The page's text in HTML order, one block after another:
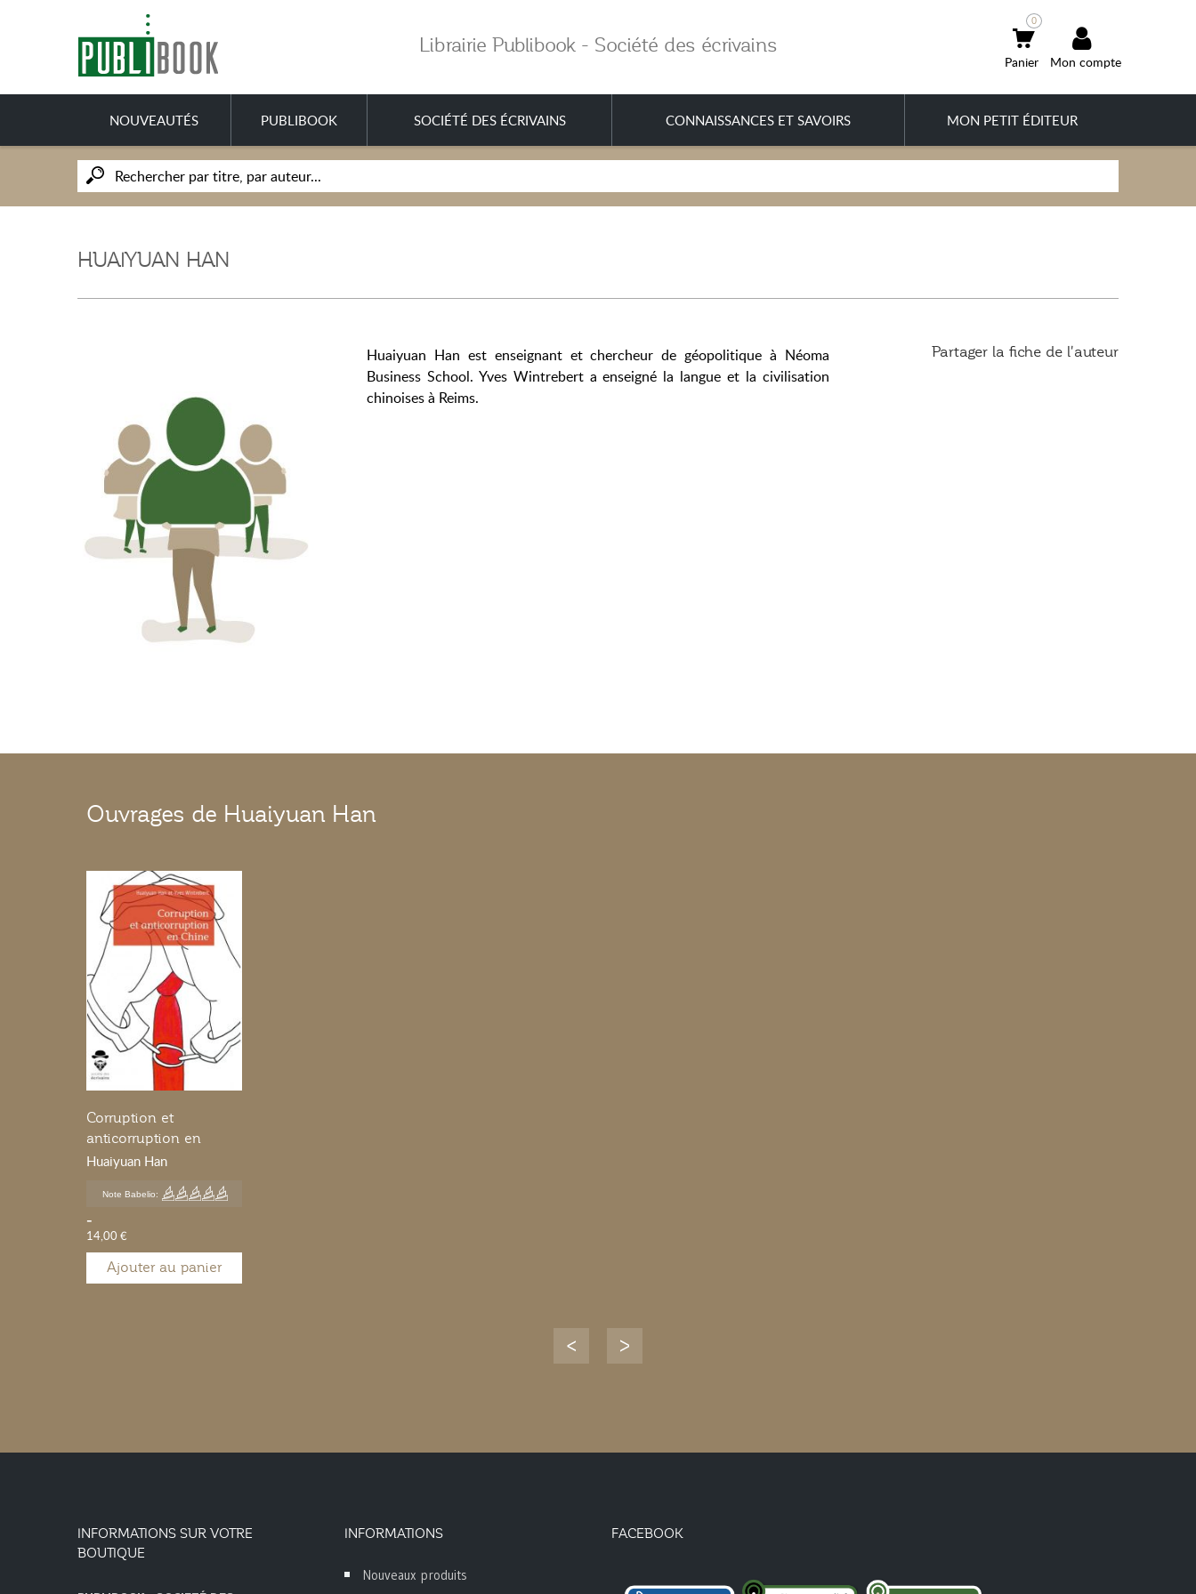
Librairie Publibook - Société des écrivains
Mon compte
0
NOUVEAUTÉS PUBLIBOOK SOCIÉTÉ DES ÉCRIVAINS CONNAISSANCES ET SAVOIRS MON PETIT ÉDITEUR
HUAIYUAN HAN
Huaiyuan Han est enseignant et chercheur de géopolitique à Néoma
Business School. Yves Wintrebert a enseigné la langue et la civilisation
chinoises à Reims.
Partager la fiche de l'auteur
Ouvrages de Huaiyuan Han
Corruption et
anticorruption en
Chine
Huaiyuan Han
Note Babelio:
-
14,00 €
Ajouter au panier
INFORMATIONS SUR VOTRE
BOUTIQUE
INFORMATIONS
Nouveaux produits
FACEBOOK